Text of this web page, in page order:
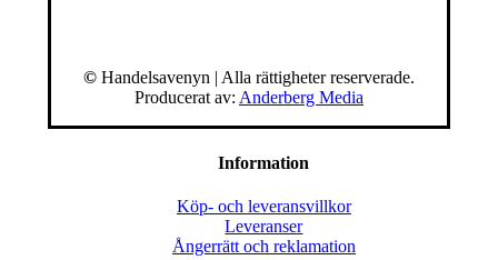
© Handelsavenyn | Alla rättigheter reserverade.
Producerat av: Anderberg Media
Information
Köp- och leveransvillkor
Leveranser
Ångerrätt och reklamation